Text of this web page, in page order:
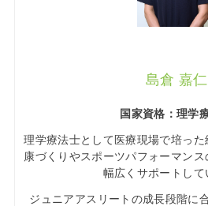
島倉 嘉仁
国家資格：理学
理学療法士として医療現場で培っ
康づくりやスポーツパフォーマン
幅広くサポートして
ジュニアアスリートの成長段階に